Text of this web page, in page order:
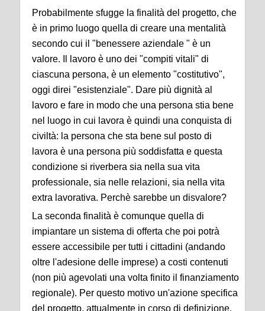
Probabilmente sfugge la finalità del progetto, che
è in primo luogo quella di creare una mentalità
secondo cui il "benessere aziendale " è un
valore. Il lavoro è uno dei "compiti vitali" di
ciascuna persona, è un elemento "costitutivo",
oggi direi "esistenziale". Dare più dignità al
lavoro e fare in modo che una persona stia bene
nel luogo in cui lavora è quindi una conquista di
civiltà: la persona che sta bene sul posto di
lavora è una persona più soddisfatta e questa
condizione si riverbera sia nella sua vita
professionale, sia nelle relazioni, sia nella vita
extra lavorativa. Perchè sarebbe un disvalore?
La seconda finalità è comunque quella di
impiantare un sistema di offerta che poi potrà
essere accessibile per tutti i cittadini (andando
oltre l'adesione delle imprese) a costi contenuti
(non più agevolati una volta finito il finanziamento
regionale). Per questo motivo un'azione specifica
del progetto, attualmente in corso di definizione,